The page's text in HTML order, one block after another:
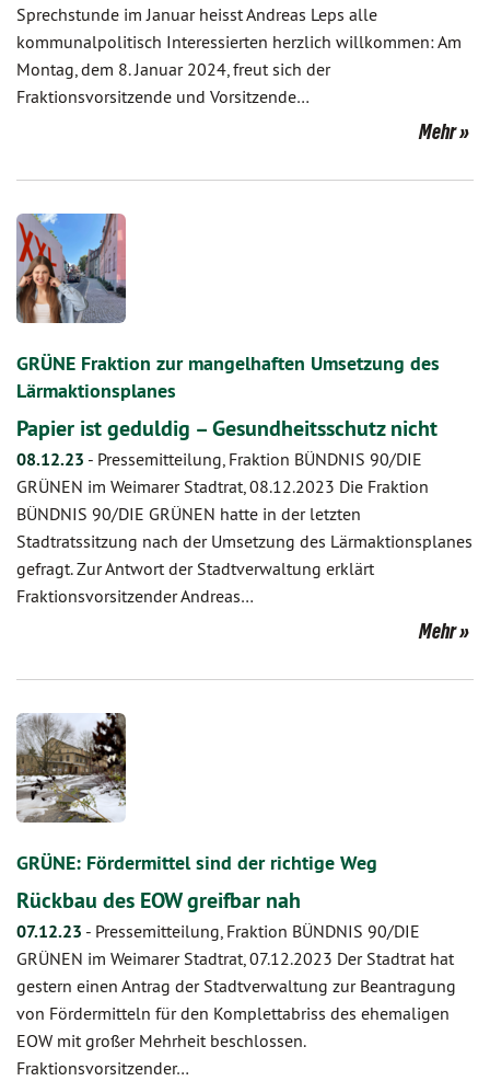
Sprechstunde im Januar heisst Andreas Leps alle
kommunalpolitisch Interessierten herzlich willkommen: Am
Montag, dem 8. Januar 2024, freut sich der
Fraktionsvorsitzende und Vorsitzende…
Mehr
GRÜNE Fraktion zur mangelhaften Umsetzung des
Lärmaktionsplanes
Papier ist geduldig – Gesundheitsschutz nicht
08.12.23 - Pressemitteilung, Fraktion BÜNDNIS 90/DIE
GRÜNEN im Weimarer Stadtrat, 08.12.2023 Die Fraktion
BÜNDNIS 90/DIE GRÜNEN hatte in der letzten
Stadtratssitzung nach der Umsetzung des Lärmaktionsplanes
gefragt. Zur Antwort der Stadtverwaltung erklärt
Fraktionsvorsitzender Andreas…
Mehr
GRÜNE: Fördermittel sind der richtige Weg
Rückbau des EOW greifbar nah
07.12.23 - Pressemitteilung, Fraktion BÜNDNIS 90/DIE
GRÜNEN im Weimarer Stadtrat, 07.12.2023 Der Stadtrat hat
gestern einen Antrag der Stadtverwaltung zur Beantragung
von Fördermitteln für den Komplettabriss des ehemaligen
EOW mit großer Mehrheit beschlossen.
Fraktionsvorsitzender…